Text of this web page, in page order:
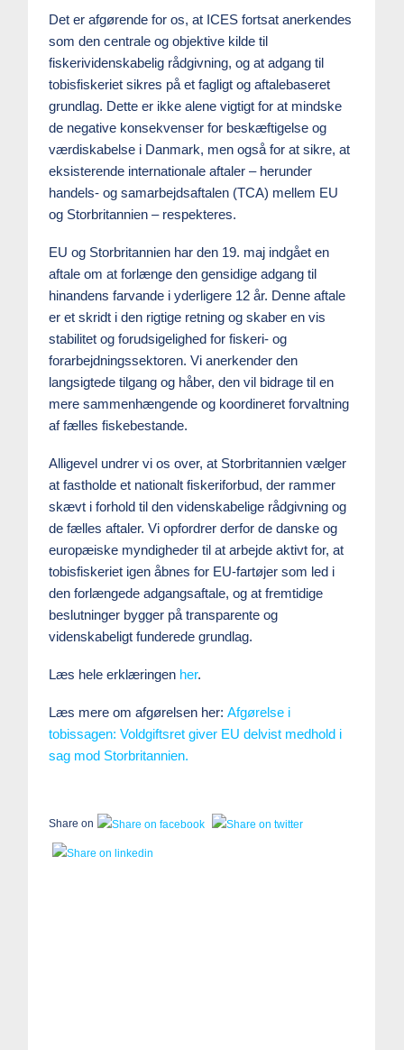
Det er afgørende for os, at ICES fortsat anerkendes
som den centrale og objektive kilde til
fiskerividenskabelig rådgivning, og at adgang til
tobisfiskeriet sikres på et fagligt og aftalebaseret
grundlag. Dette er ikke alene vigtigt for at mindske
de negative konsekvenser for beskæftigelse og
værdiskabelse i Danmark, men også for at sikre, at
eksisterende internationale aftaler – herunder
handels- og samarbejdsaftalen (TCA) mellem EU
og Storbritannien – respekteres.
EU og Storbritannien har den 19. maj indgået en
aftale om at forlænge den gensidige adgang til
hinandens farvande i yderligere 12 år. Denne aftale
er et skridt i den rigtige retning og skaber en vis
stabilitet og forudsigelighed for fiskeri- og
forarbejdningssektoren. Vi anerkender den
langsigtede tilgang og håber, den vil bidrage til en
mere sammenhængende og koordineret forvaltning
af fælles fiskebestande.
Alligevel undrer vi os over, at Storbritannien vælger
at fastholde et nationalt fiskeriforbud, der rammer
skævt i forhold til den videnskabelige rådgivning og
de fælles aftaler. Vi opfordrer derfor de danske og
europæiske myndigheder til at arbejde aktivt for, at
tobisfiskeriet igen åbnes for EU-fartøjer som led i
den forlængede adgangsaftale, og at fremtidige
beslutninger bygger på transparente og
videnskabeligt funderede grundlag.
Læs hele erklæringen her.
Læs mere om afgørelsen her:Afgørelse i
tobissagen: Voldgiftsret giver EU delvist medhold i
sag mod Storbritannien.
Share on